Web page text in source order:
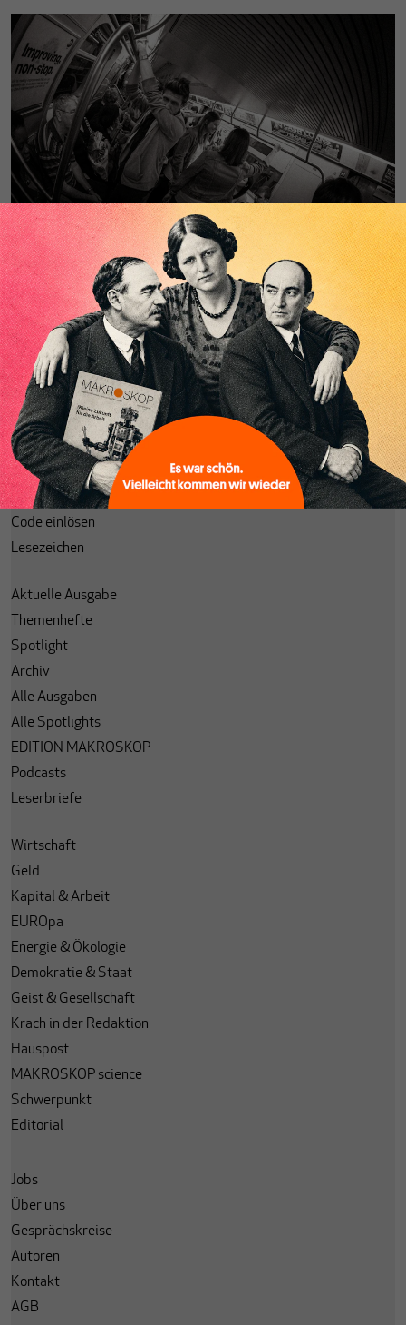
Seite von1
Abonnieren
Anmelden
Passwort vergessen?
Code einlösen
Lesezeichen
Aktuelle Ausgabe
Themenhefte
Spotlight
Archiv
Alle Ausgaben
Alle Spotlights
EDITION MAKROSKOP
Podcasts
Leserbriefe
Wirtschaft
Geld
Kapital & Arbeit
EUROpa
Energie & Ökologie
Demokratie & Staat
Geist & Gesellschaft
Krach in der Redaktion
Hauspost
MAKROSKOP science
Schwerpunkt
Editorial
Jobs
Über uns
Gesprächskreise
Autoren
Kontakt
AGB